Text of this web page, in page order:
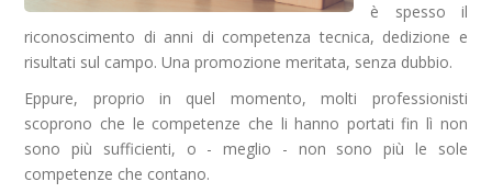
è spesso il
riconoscimento di anni di competenza tecnica, dedizione e
risultati sul campo. Una promozione meritata, senza dubbio.
Eppure, proprio in quel momento, molti professionisti
scoprono che le competenze che li hanno portati fin lì non
sono più sufficienti, o - meglio - non sono più le sole
competenze che contano.